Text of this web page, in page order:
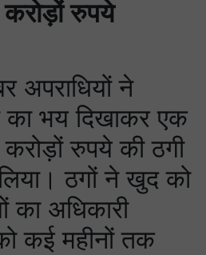
रुपये
अपराधियों ने
भय दिखाकर एक
करोड़ों रुपये की ठगी
ठगों ने खुद को
का अधिकारी
कई महीनों तक